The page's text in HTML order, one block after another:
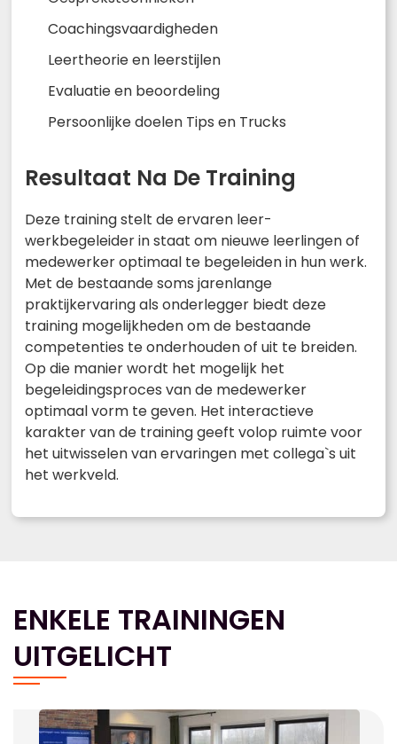
Coachingsvaardigheden
Leertheorie en leerstijlen
Evaluatie en beoordeling
Persoonlijke doelen Tips en Trucks
Resultaat Na De Training
Deze training stelt de ervaren leer-
werkbegeleider in staat om nieuwe leerlingen of
medewerker optimaal te begeleiden in hun werk.
Met de bestaande soms jarenlange
praktijkervaring als onderlegger biedt deze
training mogelijkheden om de bestaande
competenties te onderhouden of uit te breiden.
Op die manier wordt het mogelijk het
begeleidingsproces van de medewerker
optimaal vorm te geven. Het interactieve
karakter van de training geeft volop ruimte voor
het uitwisselen van ervaringen met collega`s uit
het werkveld.
ENKELE TRAININGEN
UITGELICHT